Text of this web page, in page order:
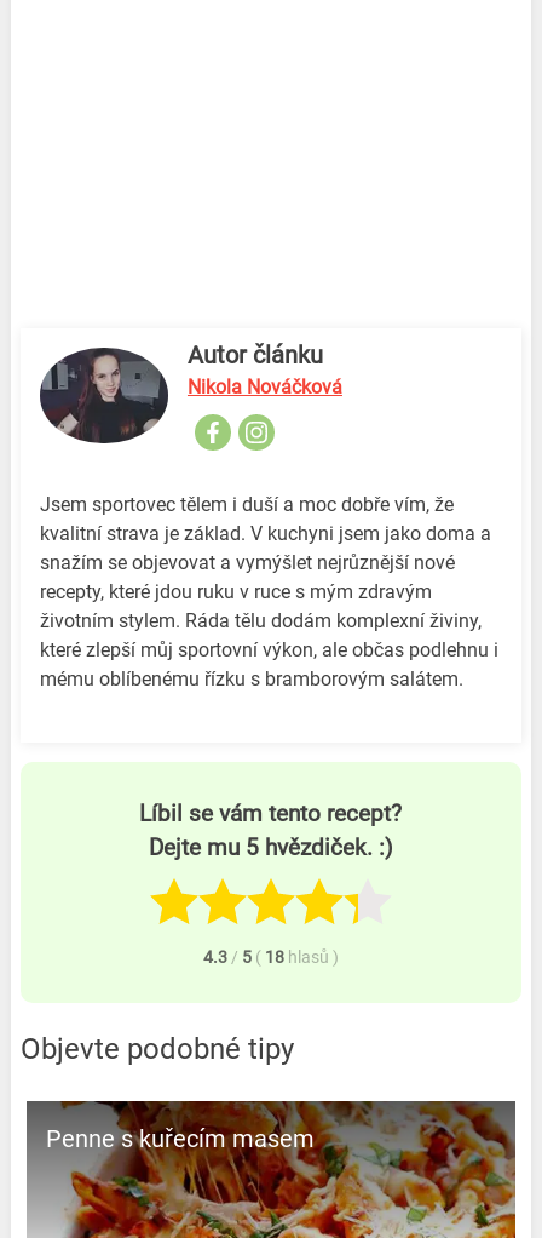
Autor článku
Nikola Nováčková
Jsem sportovec tělem i duší a moc dobře vím, že
kvalitní strava je základ. V kuchyni jsem jako doma a
snažím se objevovat a vymýšlet nejrůznější nové
recepty, které jdou ruku v ruce s mým zdravým
životním stylem. Ráda tělu dodám komplexní živiny,
které zlepší můj sportovní výkon, ale občas podlehnu i
mému oblíbenému řízku s bramborovým salátem.
Líbil se vám tento recept?
Dejte mu 5 hvězdiček. :)
4.3 / 5 ( 18 hlasů )
Objevte podobné tipy
Penne s kuřecím masem